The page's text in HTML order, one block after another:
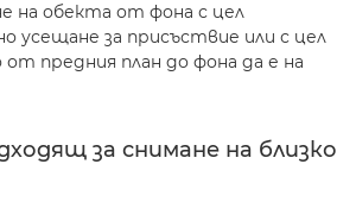
на обекта от фона с цел
усещане за присъствие или с цел
от предния план до фона да е на
за снимане на близко